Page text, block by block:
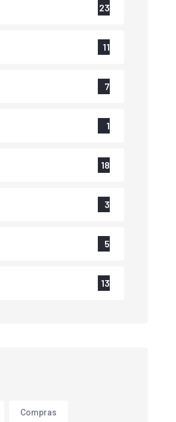
23
11
7
1
18
3
5
13
Compras